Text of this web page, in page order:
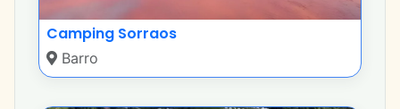
Camping Sorraos
Barro